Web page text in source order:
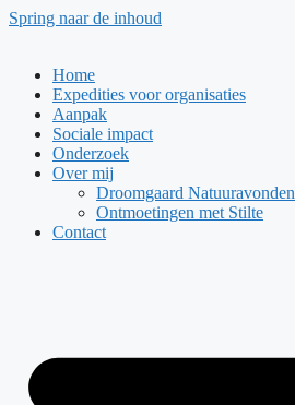
Spring naar de inhoud
Home
Expedities voor organisaties
Aanpak
Sociale impact
Onderzoek
Over mij
Droomgaard Natuuravonden
Ontmoetingen met Stilte
Contact